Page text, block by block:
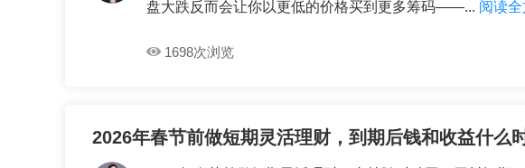
盘大跌反而会让你以更低的价格买到更多筹码——... 阅读全
1698次浏览
2026年春节前做短期灵活理财，到期后钱和收益什么